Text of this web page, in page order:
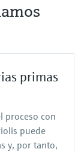
primas
proceso con
puede
y, por tanto,